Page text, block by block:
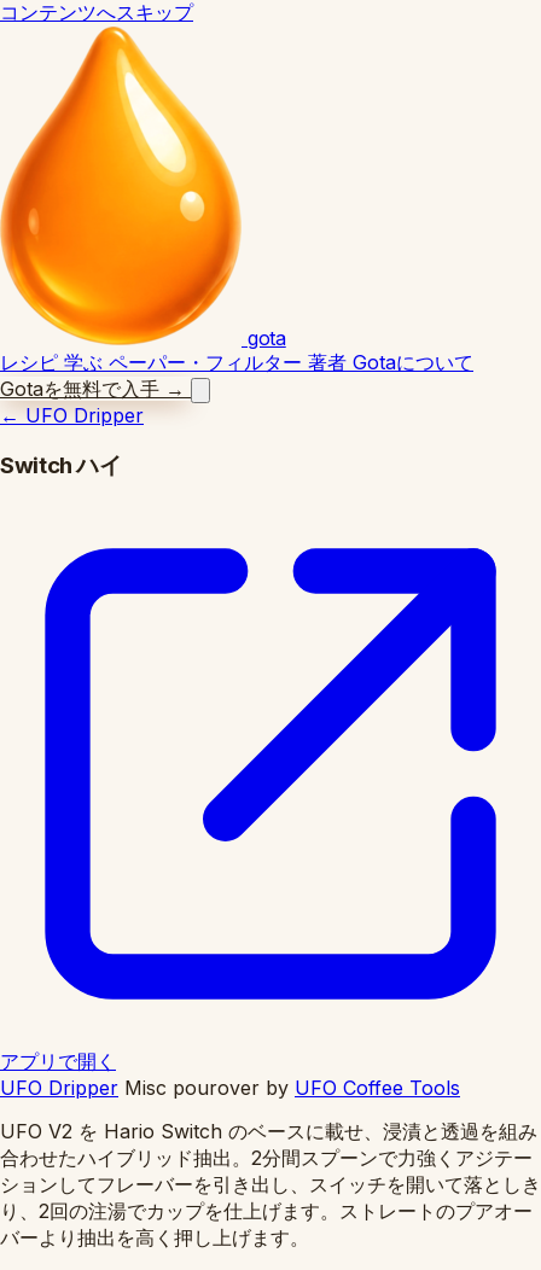
コンテンツへスキップ
gota
レシピ 学ぶ ペーパー・フィルター 著者 Gotaについて
Gotaを無料で入手 →
← UFO Dripper
Switch ハイ
アプリで開く
UFO Dripper Misc pourover by UFO Coffee Tools
UFO V2 を Hario Switch のベースに載せ、浸漬と透過を組み
合わせたハイブリッド抽出。2分間スプーンで力強くアジテー
ションしてフレーバーを引き出し、スイッチを開いて落としき
り、2回の注湯でカップを仕上げます。ストレートのプアオー
バーより抽出を高く押し上げます。